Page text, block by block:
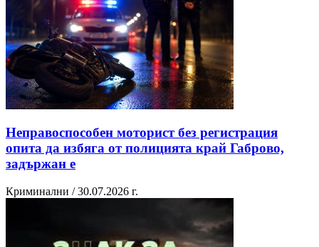
Неправоспособен моторист без регистрация
опита да избяга от полицията край Габрово,
задържан е
Криминални / 30.07.2026 г.